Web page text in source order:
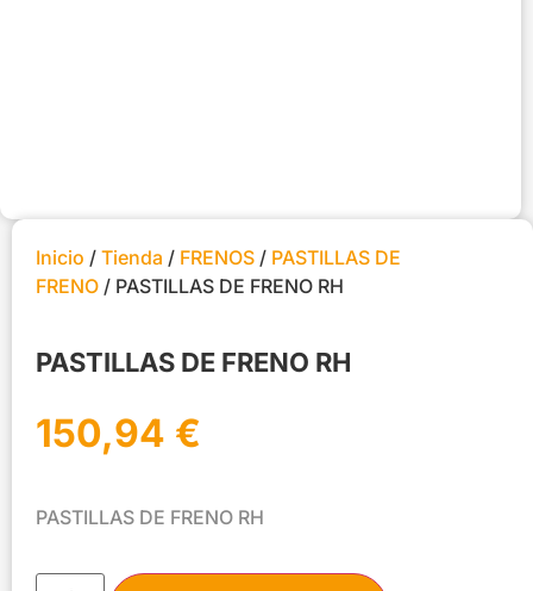
Inicio / Tienda / FRENOS / PASTILLAS DE
FRENO / PASTILLAS DE FRENO RH
PASTILLAS DE FRENO RH
150,94 €
PASTILLAS DE FRENO RH